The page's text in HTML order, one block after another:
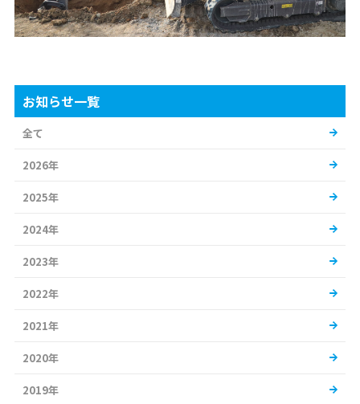
お知らせ一覧
全て
2026年
2025年
2024年
2023年
2022年
2021年
2020年
2019年